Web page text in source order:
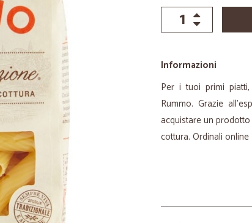
Informazioni
Per i tuoi primi
Rummo. Grazie
acquistare un
cottura. Ordinali